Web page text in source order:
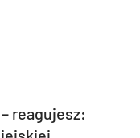
reagujesz: